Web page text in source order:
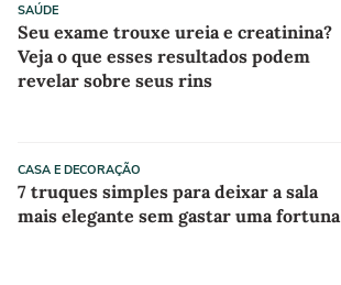
SAÚDE
Seu exame trouxe ureia e creatinina?
Veja o que esses resultados podem
revelar sobre seus rins
CASA E DECORAÇÃO
7 truques simples para deixar a sala
mais elegante sem gastar uma fortuna